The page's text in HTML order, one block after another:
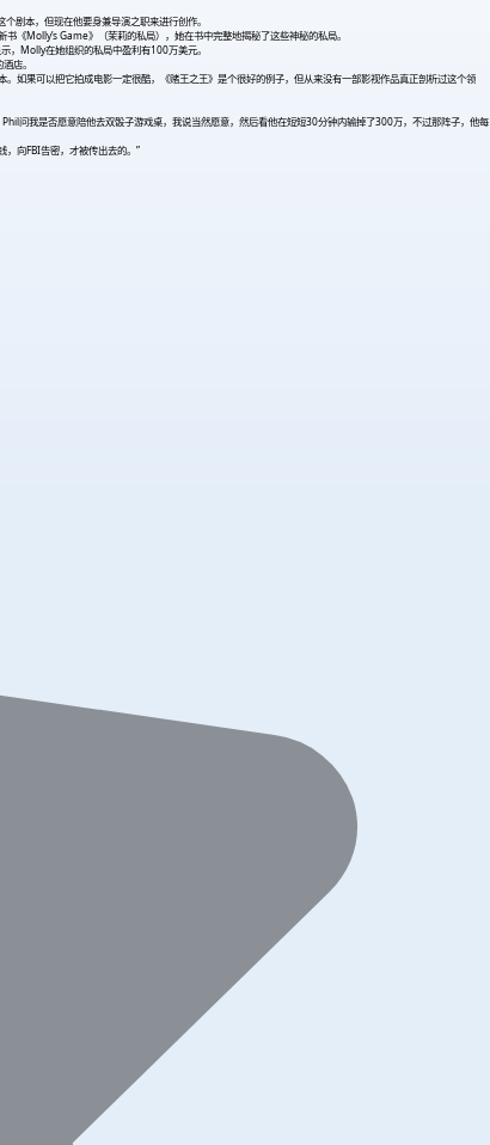
剧本，但现在他要身兼导演之职来进行创作。
Molly’s Game》（茉莉的私局），她在书中完整地揭秘了这些神秘的私局。
，Molly在她组织的私局中盈利有100万美元。
店。
如果可以把它拍成电影一定很酷，《赌王之王》是个很好的例子，但从来没有一部影视作品真正剖析过这个领
问我是否愿意陪他去双骰子游戏桌，我说当然愿意，然后看他在短短30分钟内输掉了300万，不过那阵子，他每
，向FBI告密，才被传出去的。”